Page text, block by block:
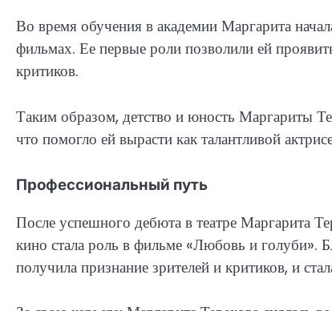
Во время обучения в академии Маргарита
фильмах. Ее первые роли позволили ей
критиков.
Таким образом, детство и юность Маргариты
что помогло ей вырасти как талантливой
Профессиональный путь
После успешного дебюта в театре Маргарита
кино стала роль в фильме «Любовь и голуби».
получила признание зрителей и критиков, и